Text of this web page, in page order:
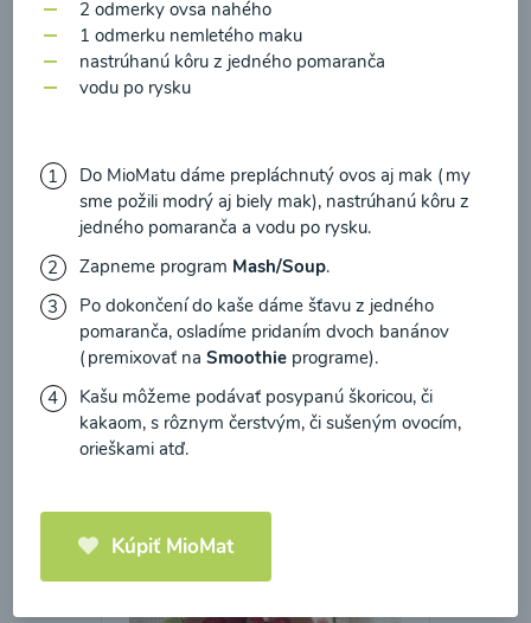
Brokolicové cappuccino
00:25 Zobraziť
Načítať ďalšie
Kaše
2 odmerky ovsa nahého
1 odmerku nemletého maku
nastrúhanú kôru z jedného pomaranča
vodu po rysku
Do MioMatu dáme prepláchnutý ovos aj mak (my
sme požili modrý aj biely mak), nastrúhanú kôru z
jedného pomaranča a vodu po rysku.
Zapneme program Mash/Soup.
Po dokončení do kaše dáme šťavu z jedného
pomaranča, osladíme pridaním dvoch banánov
(premixovať naSmoothie programe).
Kašu môžeme podávať posypanú škoricou, či
kakaom, s rôznym čerstvým, či sušeným ovocím,
orieškami atď.
Kúpiť MioMat
prečítal(a)informácie o Ochrane osobných
údajova súhlasím s nimi.